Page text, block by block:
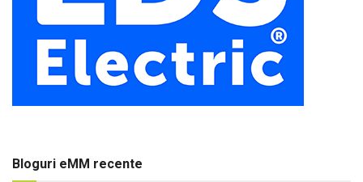
Bloguri eMM recente